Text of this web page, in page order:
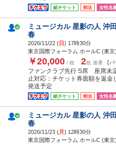
紙チケット 郵送 女性名
ミュージカル 星影の人 沖
春
2026/11/22 (日) 17時30分
東京国際フォーラム ホールC (東京)
￥20,000 / 枚 2枚 連番 【
ファンクラブ先行 S席 座席未
止対応：チケット券面額を返金
発送予定
紙チケット 郵送 女性名
ミュージカル 星影の人 沖
春
2026/11/23 (月) 12時30分
東京国際フォーラム ホールC (東京)